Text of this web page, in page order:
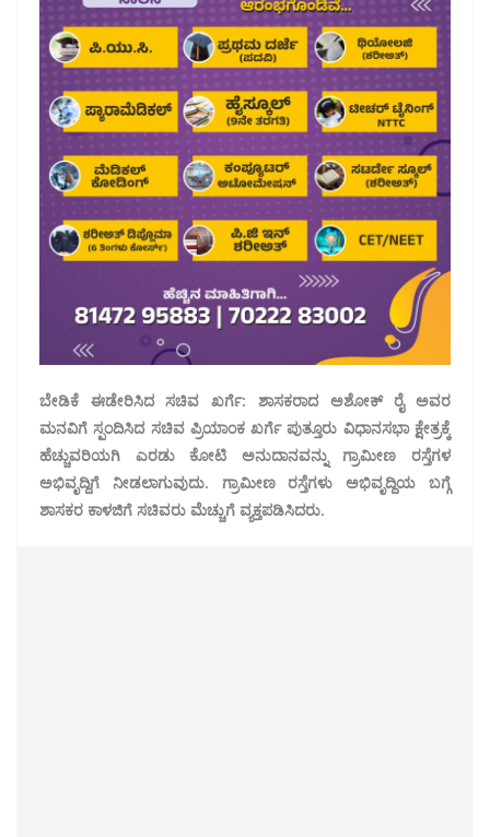
ಬೇಡಿಕೆ ಈಡೇರಿಸಿದ ಸಚಿವ ಖರ್ಗೆ: ಶಾಸಕರಾದ ಅಶೋಕ್ ರೈ ಅವರ
ಮನವಿಗೆ ಸ್ಪಂದಿಸಿದ ಸಚಿವ ಪ್ರಿಯಾಂಕ ಖರ್ಗೆ ಪುತ್ತೂರು ವಿಧಾನಸಭಾ ಕ್ಷೇತ್ರಕ್ಕೆ
ಹೆಚ್ಚುವರಿಯಗಿ ಎರಡು ಕೋಟಿ ಅನುದಾನವನ್ನು ಗ್ರಾಮೀಣ ರಸ್ತೆಗಳ
ಅಭಿವೃದ್ದಿಗೆ ನೀಡಲಾಗುವುದು. ಗ್ರಾಮೀಣ ರಸ್ತೆಗಳು ಅಭಿವೃದ್ದಿಯ ಬಗ್ಗೆ
ಶಾಸಕರ ಕಾಳಜಿಗೆ ಸಚಿವರು ಮೆಚ್ಚುಗೆ ವ್ಯಕ್ತಪಡಿಸಿದರು.